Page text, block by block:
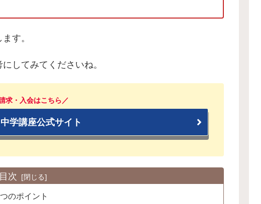
す。
してみてくださいね。
求・入会はこちら／
学講座公式サイト
目次
のポイント